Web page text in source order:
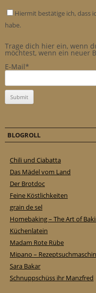
Hiermit bestätige ich, dass
habe.
Trage dich hier ein, wenn
möchtest, wenn ein neuer
E-Mail*
BLOGROLL
Chili und Ciabatta
Das Mädel vom Land
Der Brotdoc
Feine Köstlichkeiten
grain de sel
Homebaking – The Art of
Küchenlatein
Madam Rote Rübe
Mipano –
Sara Bakar
Schnuppschüss ihr Manzfred